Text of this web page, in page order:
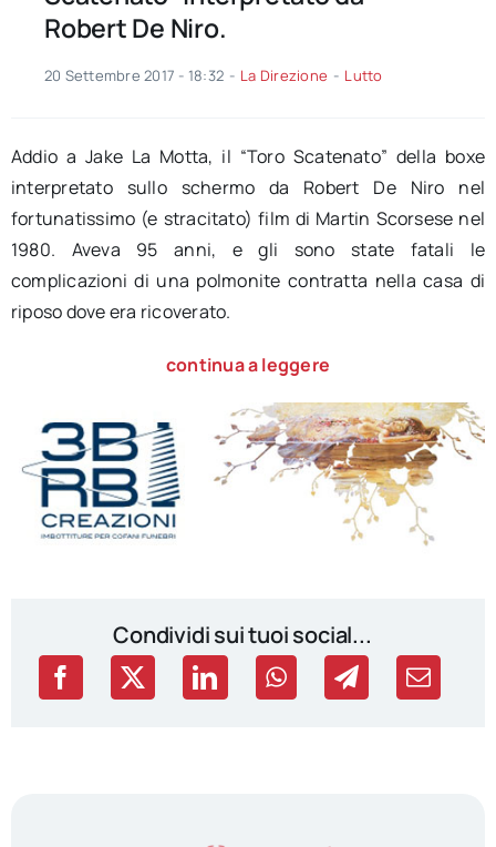
Robert De Niro.
20 Settembre 2017 - 18:32 - La Direzione - Lutto
Addio a Jake La Motta, il “Toro Scatenato” della boxe
interpretato sullo schermo da Robert De Niro nel
fortunatissimo (e stracitato) film di Martin Scorsese nel
1980. Aveva 95 anni, e gli sono state fatali le
complicazioni di una polmonite contratta nella casa di
riposo dove era ricoverato.
continua a leggere
Condividi sui tuoi social...